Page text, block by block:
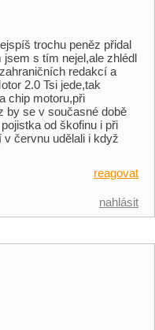
trochu peněz přidal
s tím nejel,ale zhlédl
redakcí a
2.0 Tsi jede,tak
chip motoru,při
by se v současné době
od škofinu i při
červnu udělali i když
reagovat
nahlásit